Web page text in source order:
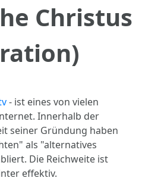
Christus
- ist eines von vielen
Innerhalb der
seiner Gründung haben
als "alternatives
Die Reichweite ist
effektiv.